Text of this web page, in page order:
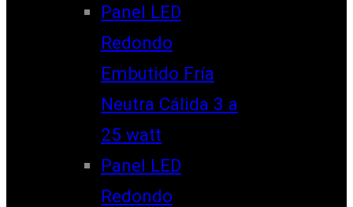
Panel LED
Redondo
Embutido Fría
Neutra Cálida 3 a
25 watt
Panel LED
Redondo